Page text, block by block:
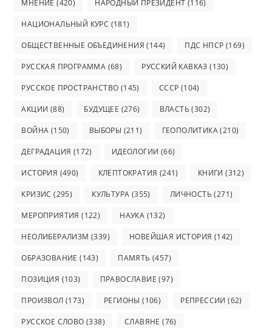
МНЕНИЕ (420) НАРОДНЫЙ ПРЕЗИДЕНТ (116)
НАЦИОНАЛЬНЫЙ КУРС (181)
ОБЩЕСТВЕННЫЕ ОБЪЕДИНЕНИЯ (144) ПДС НПСР (169)
РУССКАЯ ПРОГРАММА (68) РУССКИЙ КАВКАЗ (130)
РУССКОЕ ПРОСТРАНСТВО (145) СССР (104)
АКЦИИ (88) БУДУЩЕЕ (276) ВЛАСТЬ (302)
ВОЙНА (150) ВЫБОРЫ (211) ГЕОПОЛИТИКА(210)
ДЕГРАДАЦИЯ (172) ИДЕОЛОГИИ (66)
ИСТОРИЯ (490) КЛЕПТОКРАТИЯ (241) КНИГИ (312)
КРИЗИС (295) КУЛЬТУРА (355) ЛИЧНОСТЬ (271)
МЕРОПРИЯТИЯ (122) НАУКА (132)
НЕОЛИБЕРАЛИЗМ (339) НОВЕЙШАЯ ИСТОРИЯ (142)
ОБРАЗОВАНИЕ (143) ПАМЯТЬ (457)
ПОЗИЦИЯ (103) ПРАВОСЛАВИЕ (97)
ПРОИЗВОЛ (173) РЕГИОНЫ (106) РЕПРЕССИИ (62)
РУССКОЕ СЛОВО (338) СЛАВЯНЕ (76)